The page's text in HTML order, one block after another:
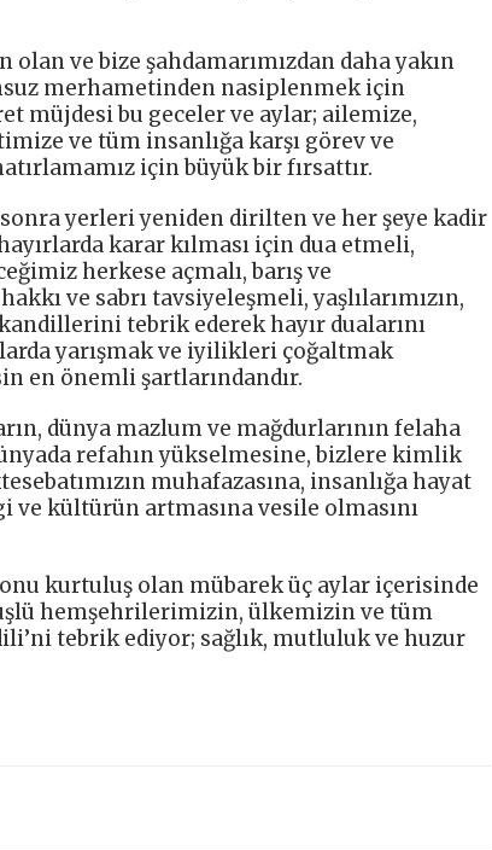
olan ve bize şahdamarımızdan daha yakın
merhametinden nasiplenmek için
müjdesi bu geceler ve aylar; ailemize,
ve tüm insanlığa karşı görev ve
için büyük bir fırsattır.
yerleri yeniden dirilten ve her şeye kadir
karar kılması için dua etmeli,
herkese açmalı, barış ve
ve sabrı tavsiyeleşmeli, yaşlılarımızın,
tebrik ederek hayır dualarını
yarışmak ve iyilikleri çoğaltmak
en önemli şartlarındandır.
dünya mazlum ve mağdurlarının felaha
refahın yükselmesine, bizlere kimlik
muhafazasına, insanlığa hayat
ve kültürün artmasına vesile olmasını
kurtuluş olan mübarek üç aylar içerisinde
hemşehrilerimizin, ülkemizin ve tüm
tebrik ediyor; sağlık, mutluluk ve huzur